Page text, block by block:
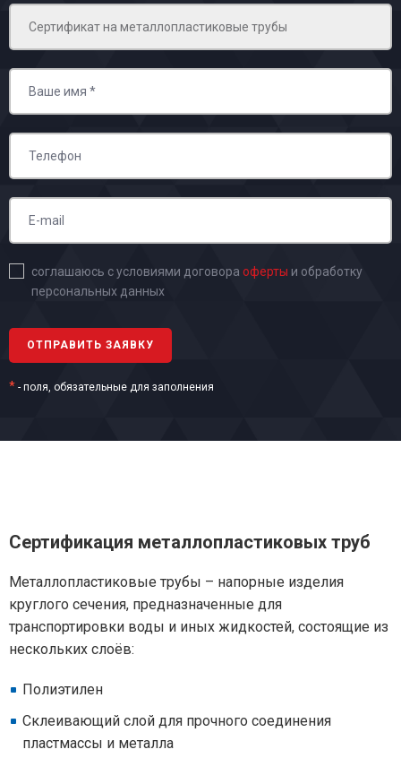
соглашаюсь с условиями договора оферты и обработку
персональных данных
* - поля, обязательные для заполнения
Сертификация металлопластиковых труб
Металлопластиковые трубы – напорные изделия
круглого сечения, предназначенные для
транспортировки воды и иных жидкостей, состоящие из
нескольких слоёв:
Полиэтилен
Склеивающий слой для прочного соединения
пластмассы и металла